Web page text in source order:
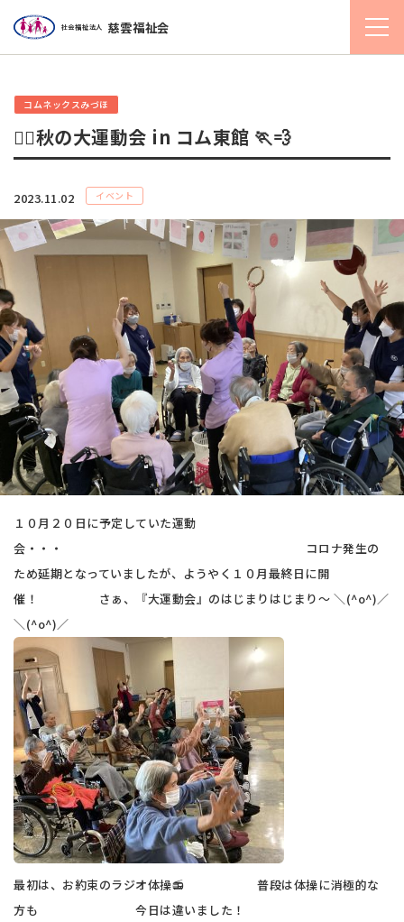
社会福祉法人 慈雲福祉会
コムネックスみづほ
🏳‍🌈秋の大運動会 in コム東館 🏃💨
2023.11.02 イベント
１０月２０日に予定していた運動
会・・・ コロナ発生の
ため延期となっていましたが、ようやく１０月最終日に開
催！ さぁ、『大運動会』のはじまりはじまり～ ＼(^o^)／
＼(^o^)／
最初は、お約束のラジオ体操📻 普段は体操に消極的な
方も 今日は違いました！